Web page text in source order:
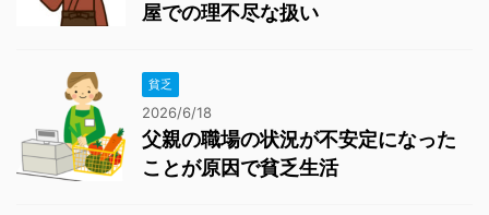
屋での理不尽な扱い
貧乏
2026/6/18
父親の職場の状況が不安定になった
ことが原因で貧乏生活